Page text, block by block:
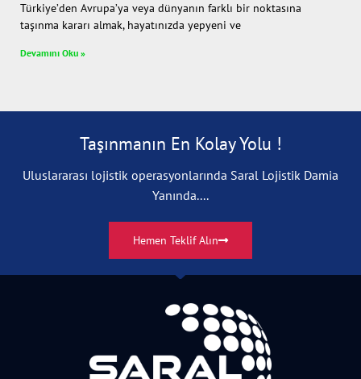
Türkiye’den Avrupa’ya veya dünyanın farklı bir noktasına
taşınma kararı almak, hayatınızda yepyeni ve
Devamını Oku »
Taşınmanın En Kolay Yolu !
Uluslararası lojistik operasyonlarında Saral Lojistik Damia
Yanında....
Hemen Teklif Alın